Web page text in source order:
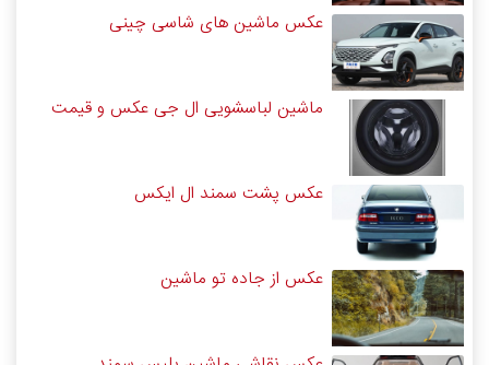
عکس ماشین های شاسی چینی
ماشین لباسشویی ال جی عکس و قیمت
عکس پشت سمند ال ایکس
عکس از جاده تو ماشین